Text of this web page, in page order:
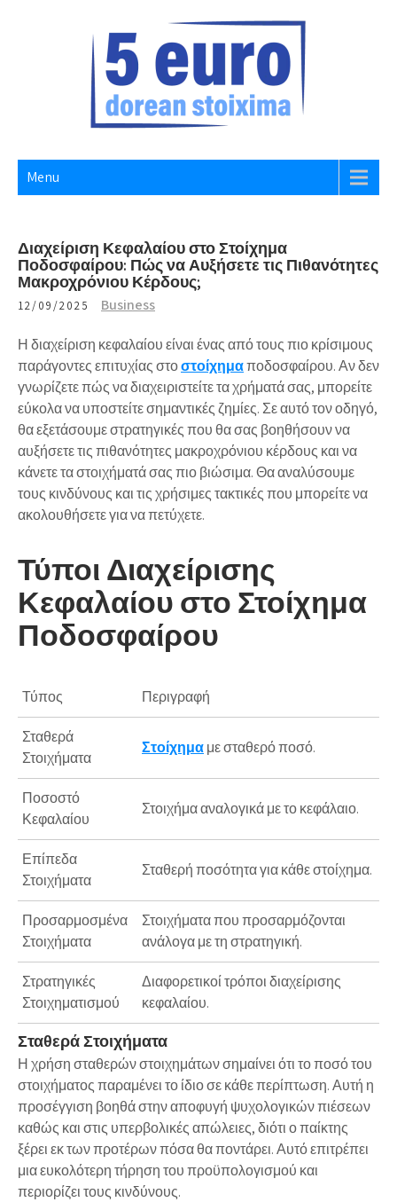
5 EURO DOREAN STOIXIMA
Menu
Διαχείριση Κεφαλαίου στο Στοίχημα
Ποδοσφαίρου: Πώς να Αυξήσετε τις Πιθανότητες
Μακροχρόνιου Κέρδους;
12/09/2025 Business
Ηδιαχείριση κεφαλαίουείναι ένας από τους πιο κρίσιμους
παράγοντες επιτυχίας στοστοίχημαποδοσφαίρου. Αν δεν
γνωρίζετε πώς ναδιαχειριστείτε τα χρήματά σας, μπορείτε
εύκολα να υποστείτε σημαντικές ζημίες. Σε αυτό τον οδηγό,
θα εξετάσουμε στρατηγικές που θα σας βοηθήσουν να
αυξήσετε τις πιθανότητες μακροχρόνιου κέρδους και να
κάνετε τα στοιχήματά σας πιο βιώσιμα. Θα αναλύσουμε
τους κινδύνους και τις χρήσιμες τακτικές που μπορείτε να
ακολουθήσετε για να πετύχετε.
Τύποι Διαχείρισης
Κεφαλαίου στο Στοίχημα
Ποδοσφαίρου
Τύπος Περιγραφή
Σταθερά
Στοιχήματα
Στοίχημαμε σταθερό ποσό.
Ποσοστό
Κεφαλαίου
Στοιχήμα αναλογικά με το κεφάλαιο.
Επίπεδα
Στοιχήματα
Σταθερή ποσότητα για κάθε στοίχημα.
Προσαρμοσμένα
Στοιχήματα
Στοιχήματα που προσαρμόζονται
ανάλογα με τη στρατηγική.
Στρατηγικές
Στοιχηματισμού
Διαφορετικοί τρόποι διαχείρισης
κεφαλαίου.
Σταθερά Στοιχήματα
Η χρήσησταθερών στοιχημάτωνσημαίνει ότι το ποσό του
στοιχήματος παραμένει το ίδιο σε κάθε περίπτωση. Αυτή η
προσέγγιση βοηθά στην αποφυγή ψυχολογικών πιέσεων
καθώς και στις υπερβολικές απώλειες, διότι ο παίκτης
ξέρει εκ των προτέρων πόσα θα ποντάρει. Αυτό επιτρέπει
μια ευκολότερη τήρηση του προϋπολογισμού και
περιορίζει τους κινδύνους.